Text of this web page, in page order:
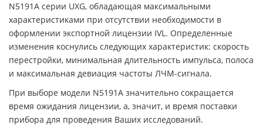
N5191A серии UXG, обладающая максимальными
характеристиками при отсутствии необходимости в
оформлении экспортной лицензии IVL. Определенные
изменения коснулись следующих характеристик: скорость
перестройки, минимальная длительность импульса, полоса
и максимальная девиация частоты ЛЧМ-сигнала.
При выборе модели N5191A значительно сокращается
время ожидания лицензии, а, значит, и время поставки
прибора для проведения Ваших исследований.